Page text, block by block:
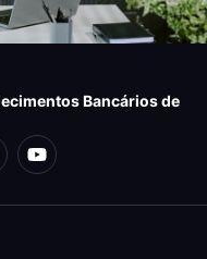
Bancários de